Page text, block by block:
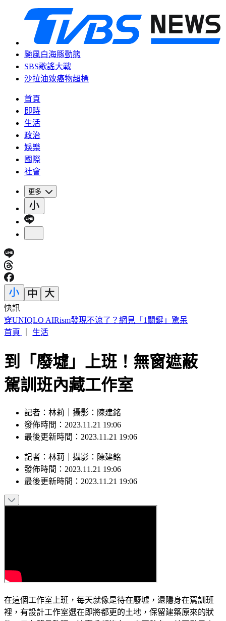
颱風白海豚動態
SBS歌謠大戰
沙拉油致癌物超標
首頁
即時
生活
政治
娛樂
國際
社會
更多
快訊
緯創股利「2度延後發放」 金管會出手：最重罰50萬
首頁
生活
到「廢墟」上班！無窗遮蔽
駕訓班內藏工作室
記者：林莉｜攝影：陳建銘
發佈時間：2023.11.21 19:06
最後更新時間：2023.11.21 19:06
記者 ： 林莉 攝影 ： 陳建銘
發佈時間： 2023.11.21 19:06
最後更新時間： 2023.11.21 19:06
在這個工作室上班，每天就像是待在廢墟，還隱身在駕訓班
裡，有設計工作室選在即將都更的土地，保留建築原來的狀